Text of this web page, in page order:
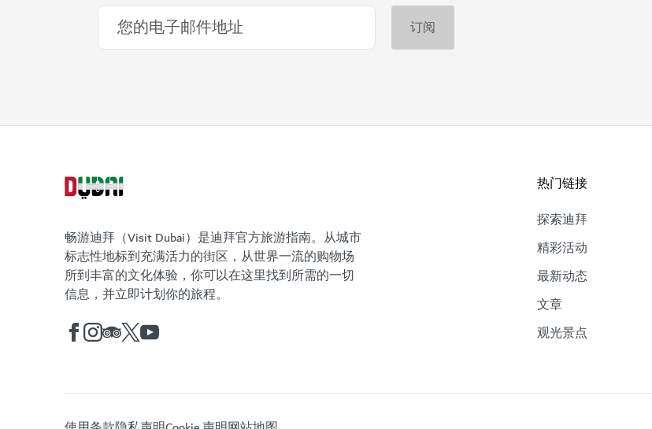
畅游迪拜（Visit Dubai）是迪拜官方旅游指南。从城市
标志性地标到充满活力的街区，从世界一流的购物场
所到丰富的文化体验，你可以在这里找到所需的一切
信息，并立即计划你的旅程。
热门链接
探索迪拜
精彩活动
最新动态
文章
观光景点